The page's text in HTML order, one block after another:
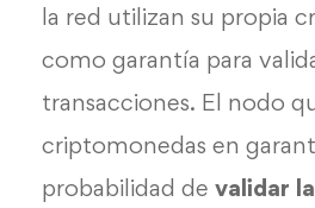
la red utilizan su propia
como garantía para
transacciones. El nodo
criptomonedas en
probabilidad de validar